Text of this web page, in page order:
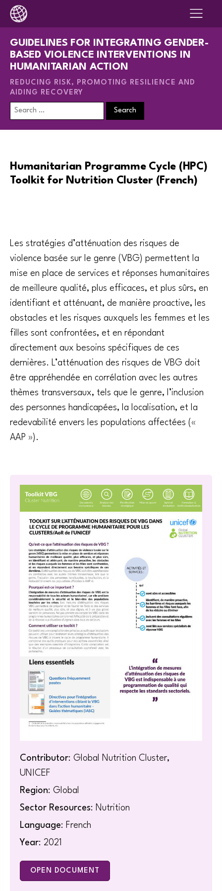
GUIDELINES FOR INTEGRATING GENDER-
BASED VIOLENCE INTERVENTIONS IN
HUMANITARIAN ACTION
REDUCING RISK, PROMOTING RESILIENCE AND
AIDING RECOVERY
Search
for:
Humanitarian Programme Cycle (HPC)
Toolkit for Nutrition Cluster (French)
Les stratégies d’atténuation des risques de
violence basée sur le genre (VBG) permettent la
mise en place de services et réponses humanitaires
de meilleure qualité, plus efficaces, et plus sûrs, en
identifiant et atténuant, de manière proactive, les
obstacles et les risques auxquels les femmes et les
filles sont confrontées, et en répondant
directement aux besoins spécifiques de ces
dernières. L’atténuation des risques de VBG doit
être appréhendée en corrélation avec les autres
thèmes transversaux, tels que le genre, l’inclusion
des personnes handicapées, la localisation, et la
redevabilité envers les populations affectées («
AAP »).
Contributor: Global Nutrition Cluster,
UNICEF
Region: Global
Sector Resources: Nutrition
Language: French
Year: 2021
OPEN DOCUMENT